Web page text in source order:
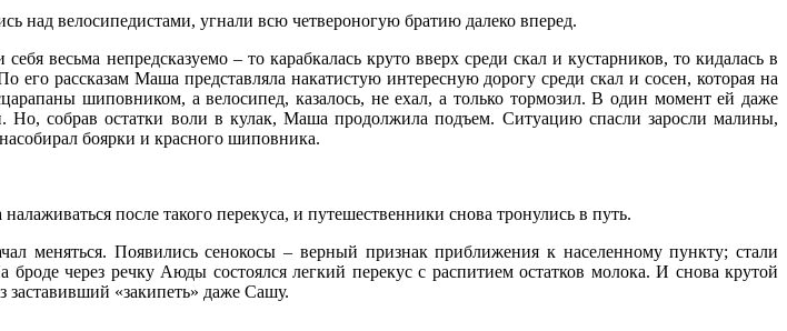
над велосипедистами, угнали всю четвероногую братию далеко вперед.
весьма непредсказуемо – то карабкалась круто вверх среди скал и кустарников, то кидалась в
рассказам Маша представляла накатистую интересную дорогу среди скал и сосен, которая на
шиповником, а велосипед, казалось, не ехал, а только тормозил. В один момент ей даже
Но, собрав остатки воли в кулак, Маша продолжила подъем. Ситуацию спасли заросли малины,
боярки и красного шиповника.
налаживаться после такого перекуса, и путешественники снова тронулись в путь.
меняться. Появились сенокосы – верный признак приближения к населенному пункту; стали
через речку Аюды состоялся легкий перекус с распитием остатков молока. И снова крутой
заставивший «закипеть» даже Сашу.